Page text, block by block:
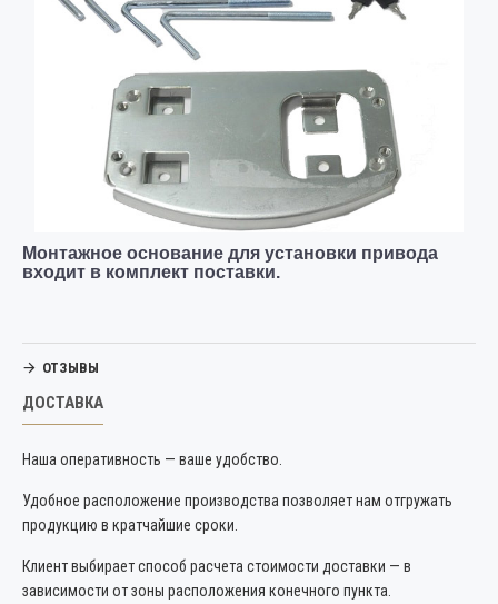
Монтажное основание для установки привода
входит в комплект поставки.
ОТЗЫВЫ
ДОСТАВКА
Наша оперативность — ваше удобство.
Удобное расположение производства позволяет нам отгружать
продукцию в кратчайшие сроки.
Клиент выбирает способ расчета стоимости доставки — в
зависимости от зоны расположения конечного пункта.